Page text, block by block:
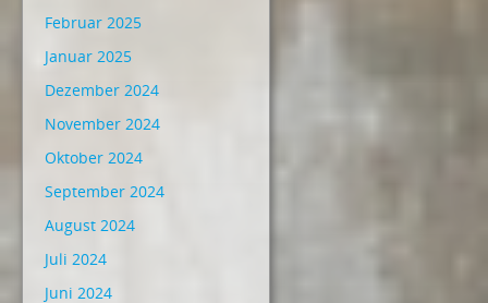
Februar 2025
Januar 2025
Dezember 2024
November 2024
Oktober 2024
September 2024
August 2024
Juli 2024
Juni 2024